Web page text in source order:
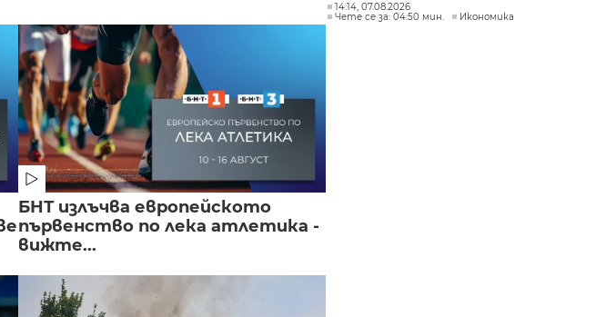
БНТ излъчва европейското
първенство по лека атлетика -
вижте...
14:14, 07.08.2026
Чете се за: 04:50 мин.
Икономика